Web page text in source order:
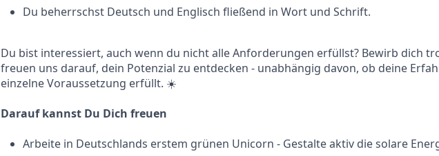
Du beherrschst Deutsch und Englisch fließend in Wort und Schrift.
Du bist interessiert, auch wenn du nicht alle Anforderungen erfüllst? Bewirb dich
freuen uns darauf, dein Potenzial zu entdecken - unabhängig davon, ob deine
einzelne Voraussetzung erfüllt. ☀️
Darauf kannst Du Dich freuen
Arbeite in Deutschlands erstem grünen Unicorn - Gestalte aktiv die solare